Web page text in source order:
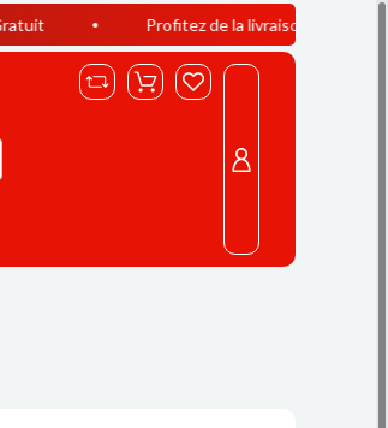
Profitez de la livraison offerte à Casablanca